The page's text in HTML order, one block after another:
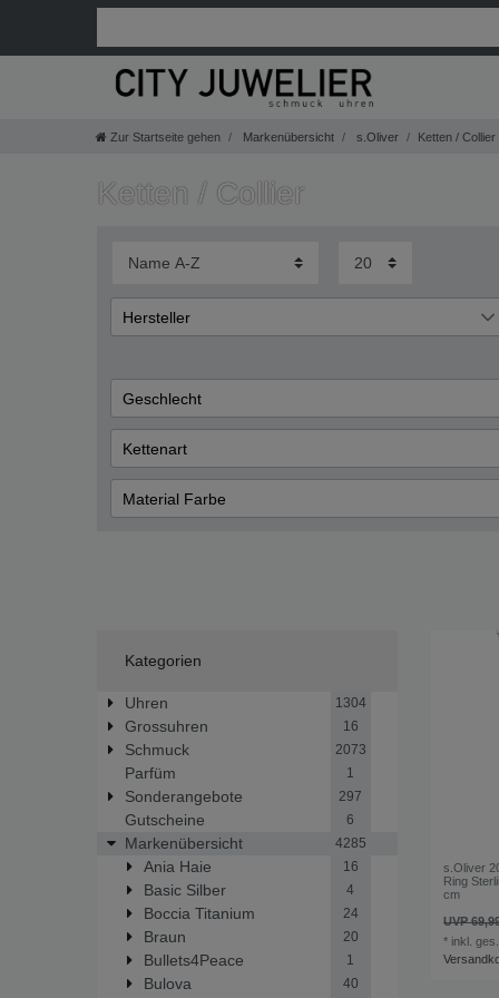
Zur Startseite gehen Markenübersicht s.Oliver Ketten / Collier
Ketten / Collier
Hersteller
Geschlecht
Damen
Kettenart
Anker
Material Farbe
Kategorien
Uhren 1304
Grossuhren 16
Schmuck 2073
Parfüm 1
Sonderangebote 297
Gutscheine 6
Markenübersicht 4285
Ania Haie 16
Basic Silber 4
Boccia Titanium 24
Braun 20
Bullets4Peace 1
Bulova 40
s.Oliver
Ring
cm
UVP
* inkl.